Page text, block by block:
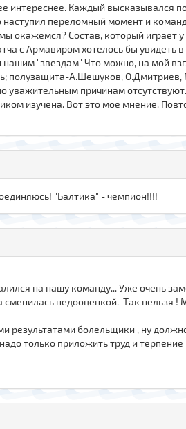
интереснее. Каждый высказывался
переломный момент и
окажемся? Состав, который играет
с Армавиром хотелось бы увидеть
нашим "звездам" Что можно, на мой
полузащита-А.Шешуков,
уважительным причинам
изучена. Вот это мое мнение.
"Балтика" - чемпион!!!!
на нашу команду... Уже очень
сменилась недооценкой. Так
болельщики , ну
только приложить труд и терпение